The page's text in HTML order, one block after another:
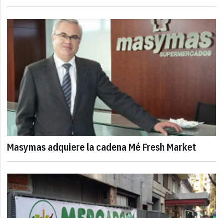
Masymas adquiere la cadena Mé Fresh Market